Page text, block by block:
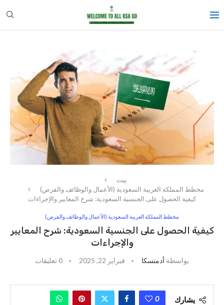
بيت
مخطط المملكة العربية السعودية (الأعمال والوظائف والفرص)
كيفية الحصول على الجنسية السعودية: شرح المعايير والإجراءات
مخطط المملكة العربية السعودية (الأعمال والوظائف والفرص)
كيفية الحصول على الجنسية السعودية: شرح المعايير
والإجراءات
بواسطة أدمنسكا فبراير 22, 2025 0 تعليقات
يشارك 0